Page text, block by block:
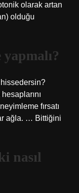
olarak artan
olduğu
fırsatı
ağla. … Bittiğini
nasıl